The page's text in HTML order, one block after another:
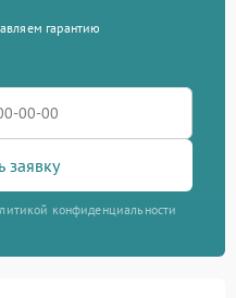
гарантию
заявку
конфиденциальности